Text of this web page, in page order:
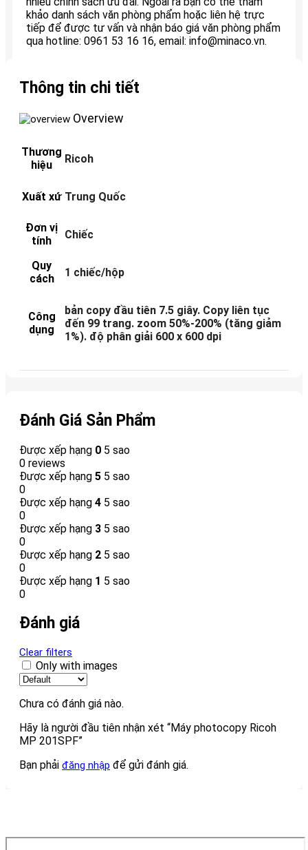
khảo danh sách văn phòng phẩm hoặc liên hệ trực
tiếp để được tư vấn và nhận báo giá văn phòng phẩm
qua hotline: 0961 53 16 16, email: info@minaco.vn.
Thông tin chi tiết
Overview
Thương
hiệu
Ricoh
Xuất xứ Trung Quốc
Đơn vị
tính
Chiếc
Quy
cách
1 chiếc/hộp
Công
dụng
bản copy đầu tiên 7.5 giây. Copy liên tục
đến 99 trang. zoom 50%-200% (tăng giảm
1%). độ phân giải 600 x 600 dpi
Đánh Giá Sản Phẩm
Được xếp hạng 0 5 sao
0 reviews
Được xếp hạng 5 5 sao
0
Được xếp hạng 4 5 sao
0
Được xếp hạng 3 5 sao
0
Được xếp hạng 2 5 sao
0
Được xếp hạng 1 5 sao
0
Đánh giá
Clear filters
Only with images
Chưa có đánh giá nào.
Hãy là người đầu tiên nhận xét “Máy photocopy Ricoh
MP 201SPF”
Bạn phải đăng nhập để gửi đánh giá.